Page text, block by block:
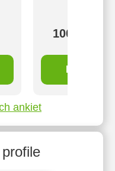
100 zł/60
ankiet